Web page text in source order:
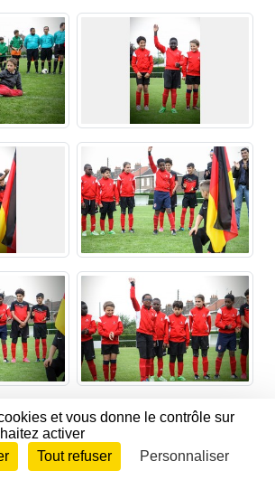
CONNEXION
et vous donne le contrôle sur
activer
Tout refuser Personnaliser